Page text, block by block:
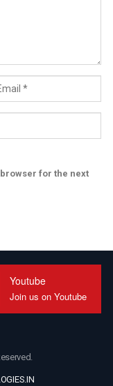
for the next
Youtube
Join us on Youtube